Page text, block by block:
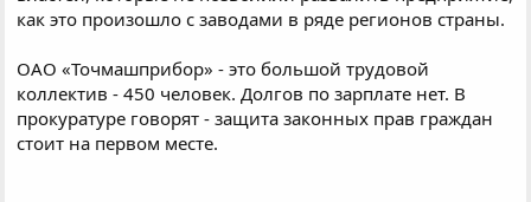
как это произошло с заводами в ряде регионов страны.
ОАО «Точмашприбор» - это большой трудовой
коллектив - 450 человек. Долгов по зарплате нет. В
прокуратуре говорят - защита законных прав граждан
стоит на первом месте.